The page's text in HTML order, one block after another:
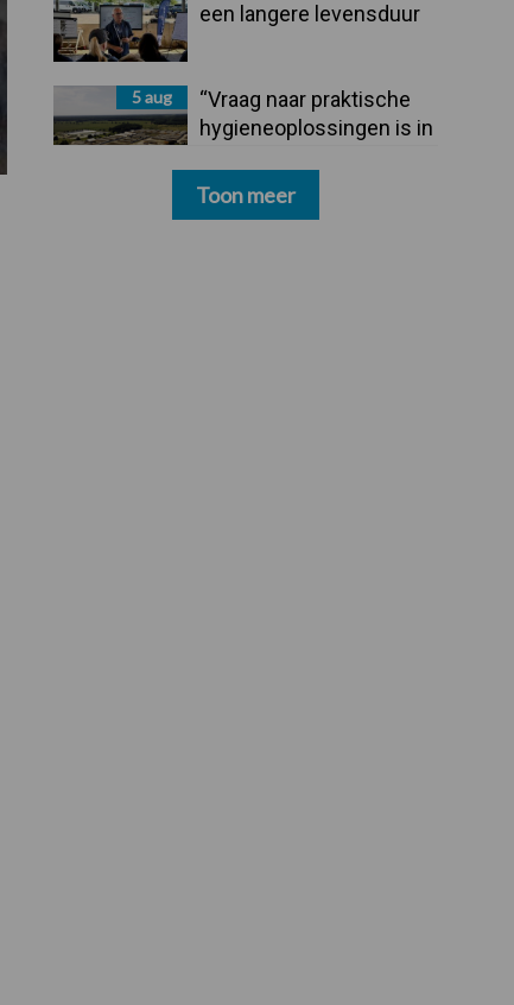
een langere levensduur
5 aug
“Vraag naar praktische
hygieneoplossingen is in
Toon meer